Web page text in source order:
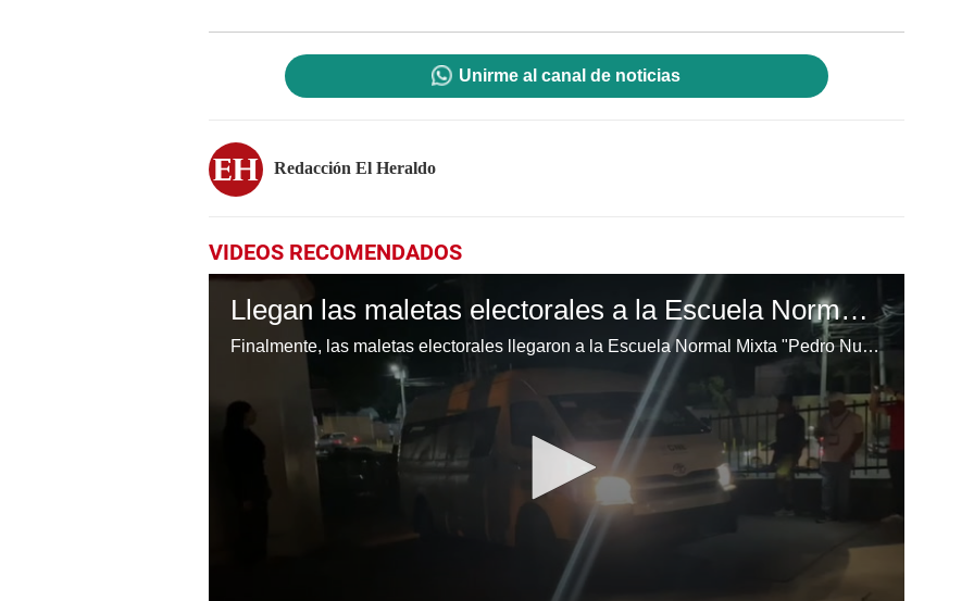
Unirme al canal de noticias
Redacción El Heraldo
VIDEOS RECOMENDADOS
Llegan las maletas electorales a la Escuela Normal Mixta "Pedro Nufio"
Finalmente, las maletas electorales llegaron a la Escuela Normal Mixta "Pedro Nufio", permitiendo que el proceso electoral comience con normalidad después de varias horas de retraso.